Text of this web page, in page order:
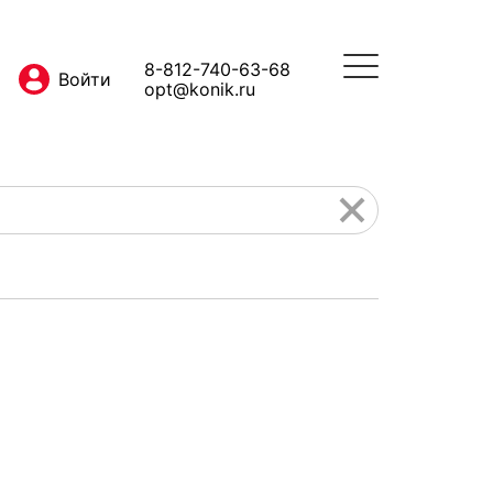
8-812-740-63-68
opt@konik.ru